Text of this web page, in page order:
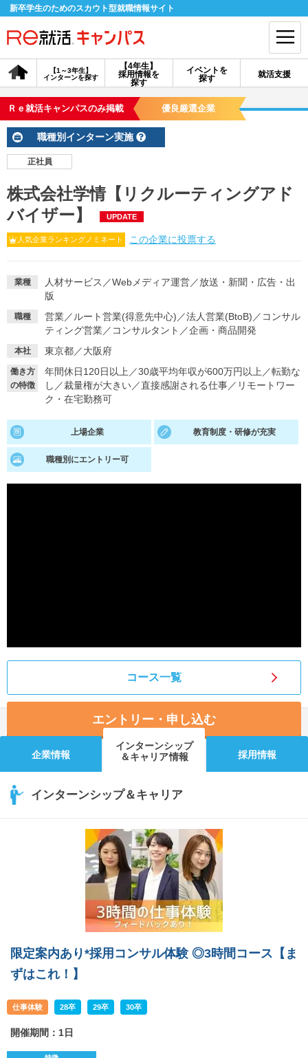
新卒学生のためのスカウト型就職情報サイト
【4年生】
採用情報を
探す
【1～3年生】
インターンを探す
イベントを
探す
就活支援
会員登録 ログイン
会員ID・パスワードを忘れた方はこちら
探す
【4年生】
採用情報を探す
【4年生】
説明会を探す
【1～3年生】
インターンを探す
就活ノウハウ・サポート
就活支援
就活ノウハウが満載！
就活コラム
適職診断
あなたに合う仕事を診断！
就活チャンネル
就活ニュースペーパー
就活時事ニュースを更新
よくある質問
Ｒｅ就活キャンパスのみ掲載 優良厳選企業
職種別インターン実施
正社員
株式会社学情【リクルーティングアド
バイザー】
UPDATE
人気企業ランキングノミネート この企業に投票する
業種 人材サービス ／Webメディア運営／放送・新聞・広告・出
版
職種 営業／ ルート営業(得意先中心) ／法人営業(BtoB) ／ コンサル
ティング営業／ コンサルタント ／企画・商品開発
本社 東京都／大阪府
働き方
の特徴
年間休日120日以上 ／30歳平均年収が600万円以上 ／転勤な
し ／裁量権が大きい／直接感謝される仕事／ リモートワー
ク・在宅勤務可
上場企業 教育制度・研修が充実
職種別にエントリー可
コース一覧
エントリー・申し込む
企業情報
インターンシップ
＆キャリア情報
採用情報
インターンシップ＆キャリア
限定案内あり*採用コンサル体験 ◎3時間コース【ま
ずはこれ！】
仕事体験 28卒 29卒 30卒
開催期間：1日